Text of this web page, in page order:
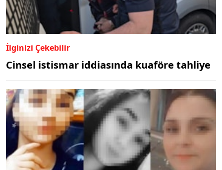
İlginizi Çekebilir
Cinsel istismar iddiasında kuaföre tahliye